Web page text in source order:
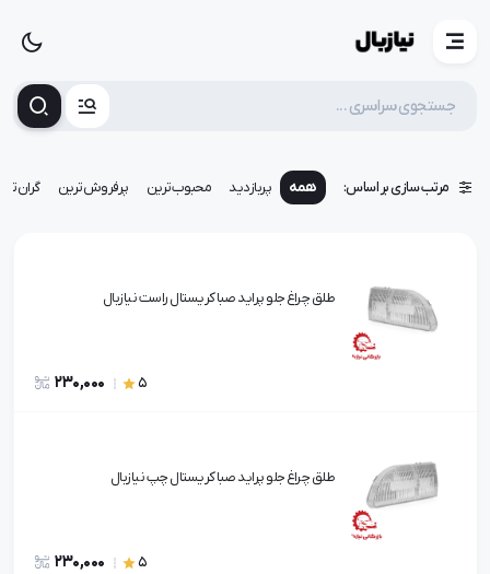
مرتب سازی بر اساس: همه پربازدید محبوب‌ترین پرفروش‌ترین
طلق چراغ جلو پرايد صبا کريستال راست نيازبال
5
230,000
طلق چراغ جلو پرايد صبا کريستال چپ نيازبال
5
230,000